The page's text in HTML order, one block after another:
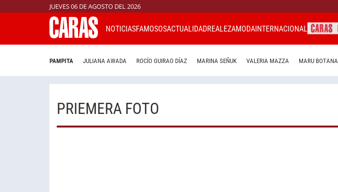
JUEVES 06 DE AGOSTO DEL 2026
NOTICIASFAMOSOSACTUALIDADREALEZAMODAINTERNACIONAL
PAMPITA JULIANA AWADA ROCÍO GUIRAO DÍAZ MARINA SEÑUK VALERIA MAZZA MARU BOTANA
PRIEMERA FOTO